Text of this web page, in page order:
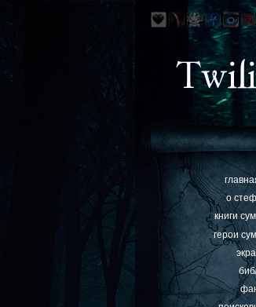
о
книги
герои